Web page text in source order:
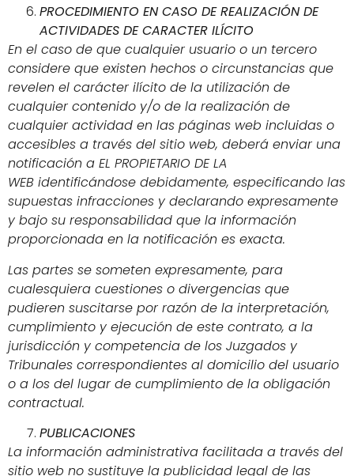
PROCEDIMIENTO EN CASO DE REALIZACIÓN DE
ACTIVIDADES DE CARACTER ILÍCITO
En el caso de que cualquier usuario o un tercero
considere que existen hechos o circunstancias que
revelen el carácter ilícito de la utilización de
cualquier contenido y/o de la realización de
cualquier actividad en las páginas web incluidas o
accesibles a través del sitio web, deberá enviar una
notificación a EL PROPIETARIO DE LA
WEB identificándose debidamente, especificando las
supuestas infracciones y declarando expresamente
y bajo su responsabilidad que la información
proporcionada en la notificación es exacta.
Las partes se someten expresamente, para
cualesquiera cuestiones o divergencias que
pudieren suscitarse por razón de la interpretación,
cumplimiento y ejecución de este contrato, a la
jurisdicción y competencia de los Juzgados y
Tribunales correspondientes al domicilio del usuario
o a los del lugar de cumplimiento de la obligación
contractual.
PUBLICACIONES
La información administrativa facilitada a través del
sitio web no sustituye la publicidad legal de las